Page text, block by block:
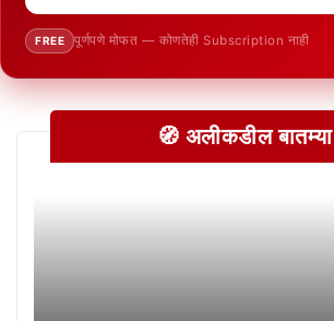
FREE पूर्णपणे मोफत — कोणतेही Subscription नाही
🧭 अलीकडील बातम्या